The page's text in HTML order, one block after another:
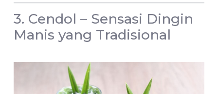
3. Cendol – Sensasi Dingin
Manis yang Tradisional